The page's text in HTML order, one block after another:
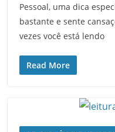
Pessoal, uma dica
bastante e sente
vezes você está lendo
Read More